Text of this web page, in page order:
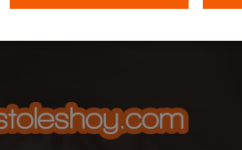
Cookies de
Cookies de